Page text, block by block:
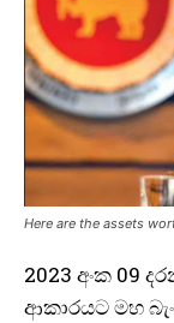
Here are the assets
2023 අංක 09
ආකාරයට මහ